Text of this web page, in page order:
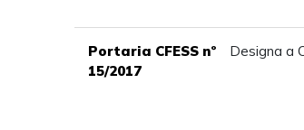
Portaria CFESS nº
15/2017
Designa a